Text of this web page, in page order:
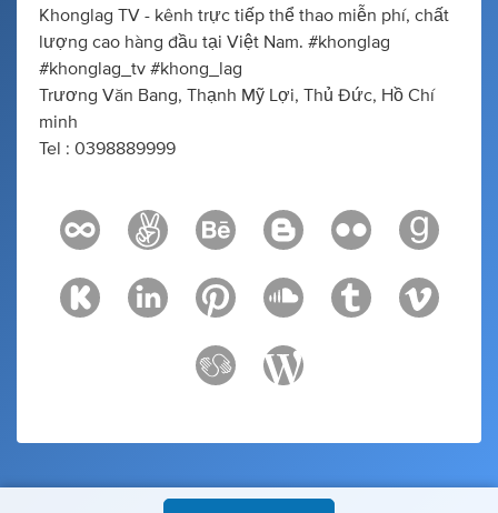
Khonglag TV - kênh trực tiếp thể thao miễn phí, chất
lượng cao hàng đầu tại Việt Nam. #khonglag
#khonglag_tv #khong_lag
Trương Văn Bang, Thạnh Mỹ Lợi, Thủ Đức, Hồ Chí
minh
Tel : 0398889999